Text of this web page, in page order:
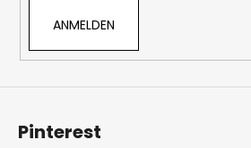
ANMELDEN
Pinterest